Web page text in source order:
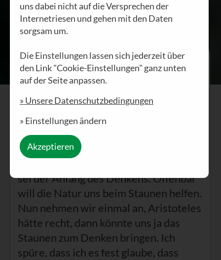
In jedem Samen steckt ein irres
Potential
Schau dir dieses Bild einmal genauer
an. Welch unfassbarer Zauber?
Wunderbar, - und wie zum Hohn heißt
die Pflanze, von der dieser Samen
stammt, die „gewöhnliche“ Waldrebe.
sei der Anfang des Denkens. Offenbar
will die Natur uns beim Staunen helfen.
Nun nehmen wir einmal an, Aristoteles
hätte recht, dann könnte uns ja das
Staunen zum Denken bringen. Ich
spüre, dass ich es fest glaube, dass
uns dabei nicht auf die Versprechen der
Internetriesen und gehen mit den Daten
sorgsam um.
Die Einstellungen lassen sich jederzeit über
den Link "Cookie-Einstellungen" ganz unten
auf der Seite anpassen.
» Unsere Datenschutzbedingungen
» Einstellungen ändern
Akzeptieren